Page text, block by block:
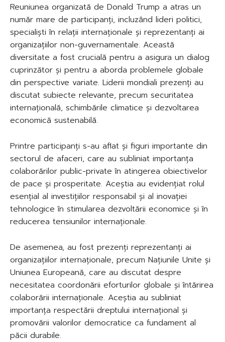
Reuniunea organizată de Donald Trump a atras un
număr mare de participanți, incluzând lideri politici,
specialiști în relații internaționale și reprezentanți ai
organizațiilor non-guvernamentale. Această
diversitate a fost crucială pentru a asigura un dialog
cuprinzător și pentru a aborda problemele globale
din perspective variate. Liderii mondiali prezenți au
discutat subiecte relevante, precum securitatea
internațională, schimbările climatice și dezvoltarea
economică sustenabilă.
Printre participanți s-au aflat și figuri importante din
sectorul de afaceri, care au subliniat importanța
colaborărilor public-private în atingerea obiectivelor
de pace și prosperitate. Aceștia au evidențiat rolul
esențial al investițiilor responsabil și al inovației
tehnologice în stimularea dezvoltării economice și în
reducerea tensiunilor internaționale.
De asemenea, au fost prezenți reprezentanți ai
organizațiilor internaționale, precum Națiunile Unite și
Uniunea Europeană, care au discutat despre
necesitatea coordonării eforturilor globale și întărirea
colaborării internaționale. Aceștia au subliniat
importanța respectării dreptului internațional și
promovării valorilor democratice ca fundament al
păcii durabile.